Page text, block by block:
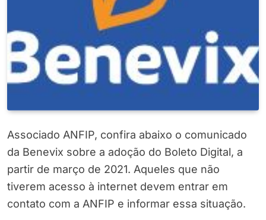
Associado ANFIP, confira abaixo o comunicado
da Benevix sobre a adoção do Boleto Digital, a
partir de março de 2021. Aqueles que não
tiverem acesso à internet devem entrar em
contato com a ANFIP e informar essa situação.